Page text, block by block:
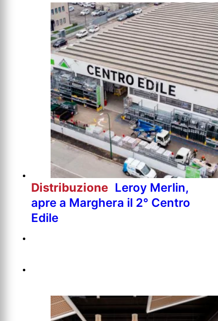
Distribuzione Leroy Merlin,
apre a Marghera il 2° Centro
Edile